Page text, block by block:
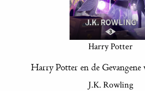
Harry Potter
Harry Potter en de Gevangene
J.K. Rowling